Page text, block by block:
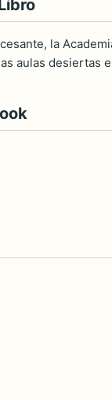
la
aulas desiertas